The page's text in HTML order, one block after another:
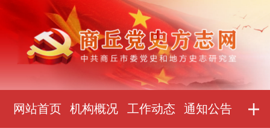
网站首页 机构概况 工作动态 通知公告